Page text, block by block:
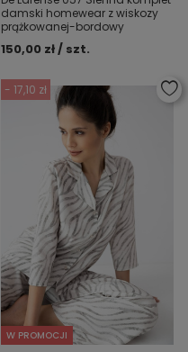
damski homewear z wiskozy
prążkowanej-bordowy
150,00 zł / szt.
- 17,10 zł
W PROMOCJI